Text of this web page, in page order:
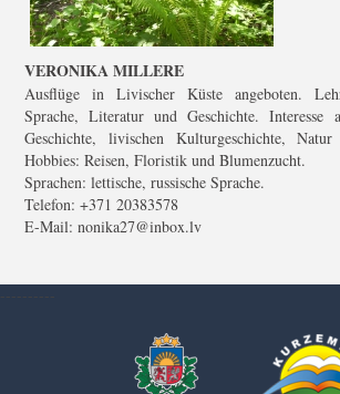
VERONIKA MILLERE
Ausflüge in Livischer Küste angeboten.
Sprache, Literatur und Geschichte.
Geschichte, livischen Kulturgeschichte, Natur
Hobbies: Reisen, Floristik und Blumenzucht.
Sprachen: lettische, russische Sprache.
Telefon: +371 20383578
E-Mail: nonika27@inbox.lv